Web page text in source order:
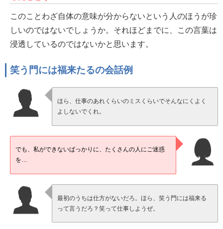
このことわざ自体の意味が分からないという人のほうが珍
しいのではないでしょうか。それほどまでに、この言葉は
浸透しているのではないかと思います。
笑う門には福来たるの会話例
ほら、仕事のあれくらいのミスくらいでそんなにくよく
よしないでくれ。
でも、私ができないばっかりに、たくさんの人にご迷惑
を…
最初のうちは仕方がないだろ。ほら、笑う門には福来る
って言うだろ？笑って仕事しようぜ。